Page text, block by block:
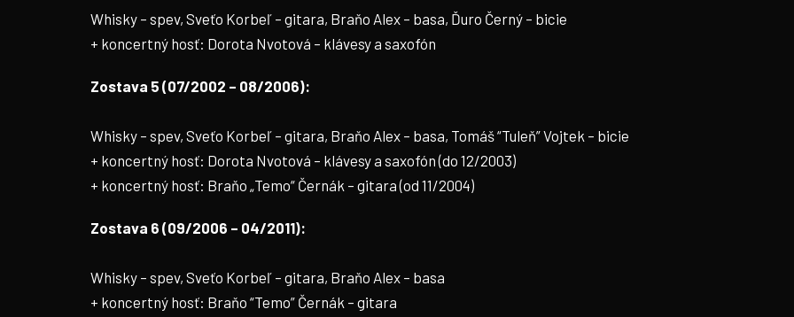
Whisky – spev, Sveťo Korbeľ – gitara, Braňo Alex – basa, Ďuro Černý – bicie
+ koncertný hosť: Dorota Nvotová – klávesy a saxofón
Zostava 5 (07/2002 – 08/2006):
Whisky – spev, Sveťo Korbeľ – gitara, Braňo Alex – basa, Tomáš “Tuleň” Vojtek – bicie
+ koncertný hosť: Dorota Nvotová – klávesy a saxofón (do 12/2003)
+ koncertný hosť: Braňo „Temo“ Černák – gitara (od 11/2004)
Zostava 6 (09/2006 – 04/2011):
Whisky – spev, Sveťo Korbeľ – gitara, Braňo Alex – basa
+ koncertný hosť: Braňo “Temo” Černák – gitara